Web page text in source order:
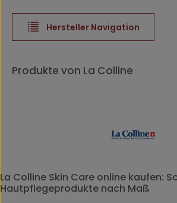
Hersteller Navigation
Produkte von La Colline
La Colline Skin Care online kaufen:
Hautpflegeprodukte nach Maß